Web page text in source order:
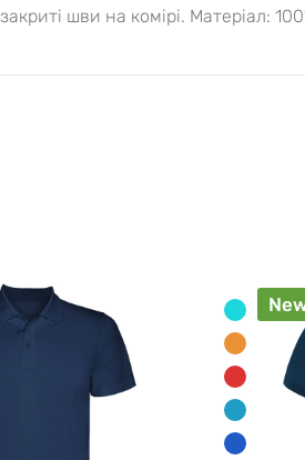
закриті шви на комірі. Матеріал: